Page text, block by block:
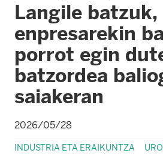
Langile batzuk,
enpresarekin
porrot egin
batzordea
saiakeran
2026/05/28
INDUSTRIA ETA ERAIKUNTZA